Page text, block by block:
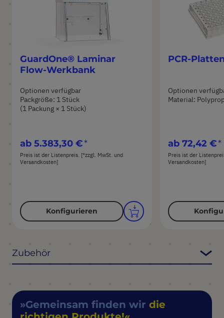
GuardOne® Laminar
Flow-Werkbank
Optionen verfügbar
Packgröße: 1 Stück
(1 Packung × 1 Stück)
ab 5.383,30 €
Preis ist der Listenpreis. [*zzgl. MwSt. und
Versandkosten]
Konfigurieren
PCR-
Optionen
Material:
ab 72,42 €
Preis ist der
Versandkosten]
Zubehör
Gemeinsam finden wir die